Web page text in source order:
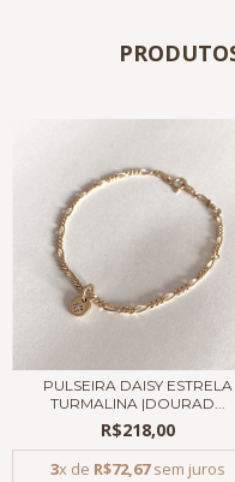
PULSEIRA DAISY ESTRELA
TURMALINA |DOURAD...
R$218,00
3x de R$72,67sem juros